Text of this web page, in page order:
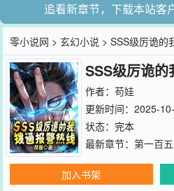
追看新章节，下载本站客
零小说网 >玄幻小说 > SSS级厉诡的
SSS级厉诡
作者： 苟娃
更新时间：2025-
状态：完本
最新章节： 第一百
加入书架